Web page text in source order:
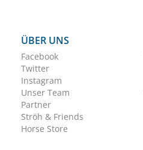
ÜBER UNS
Facebook
Twitter
Instagram
Unser Team
Partner
Ströh & Friends
Horse Store